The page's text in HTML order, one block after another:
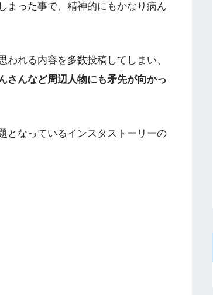
まった事で、精神的にもかなり病ん
れる内容を多数投稿してしまい、
さんなど周辺人物にも矛先が向かっ
となっているインスタストーリーの